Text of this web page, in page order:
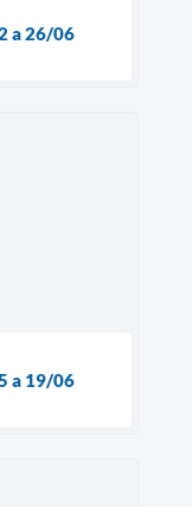
a 26/06
a 19/06